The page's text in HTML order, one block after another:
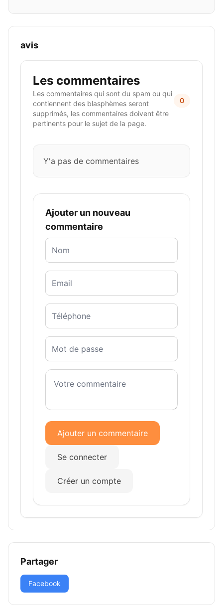
avis
Les commentaires
Les commentaires qui sont du spam ou qui
contiennent des blasphèmes seront
supprimés, les commentaires doivent être
pertinents pour le sujet de la page.
0
Y'a pas de commentaires
Ajouter un nouveau
commentaire
Ajouter un commentaire
Se connecter
Créer un compte
Partager
Facebook